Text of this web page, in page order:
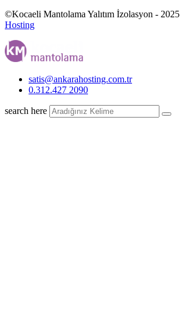
©Kocaeli Mantolama Yalıtım İzolasyon - 2025
Hosting
satis@ankarahosting.com.tr
0.312.427 2090
search here